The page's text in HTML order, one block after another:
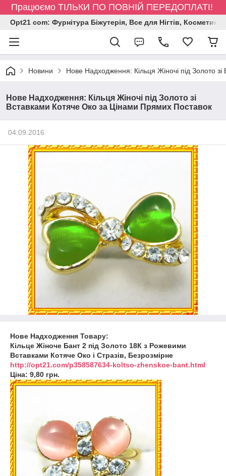
Працюємо ТІЛЬКИ ПО ПОВНІЙ ПЕРЕДОПЛАТІ!
Opt21 com: Фурнітура Біжутерія, Все для Нігтів, Косметика
Новини Нове Надходження: Кільця Жіночі під Золото
Нове Надходження: Кільця Жіночі під Золото зі
Вставками Котяче Око за Цінами Прямих Поставок
04.09.2016
Нове Надходження Товару:
Кільце Жіноче Бант 2 під Золото 18К з Рожевими
Вставками Котяче Око і Стразів, Безрозмірне
http://opt21.com/p358587634-koltso-zhenskoe-bant.html
Ціна: 9,80 грн.